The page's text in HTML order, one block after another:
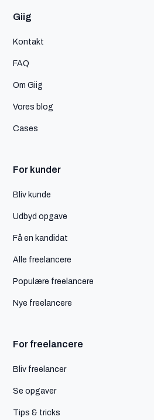
Giig
Kontakt
FAQ
Om Giig
Vores blog
Cases
For kunder
Bliv kunde
Udbyd opgave
Få en kandidat
Alle freelancere
Populære freelancere
Nye freelancere
For freelancere
Bliv freelancer
Se opgaver
Tips & tricks